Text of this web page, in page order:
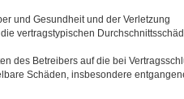
und Gesundheit und der Verletzung
vertragstypischen
des Betreibers auf die bei
Schäden, insbesondere